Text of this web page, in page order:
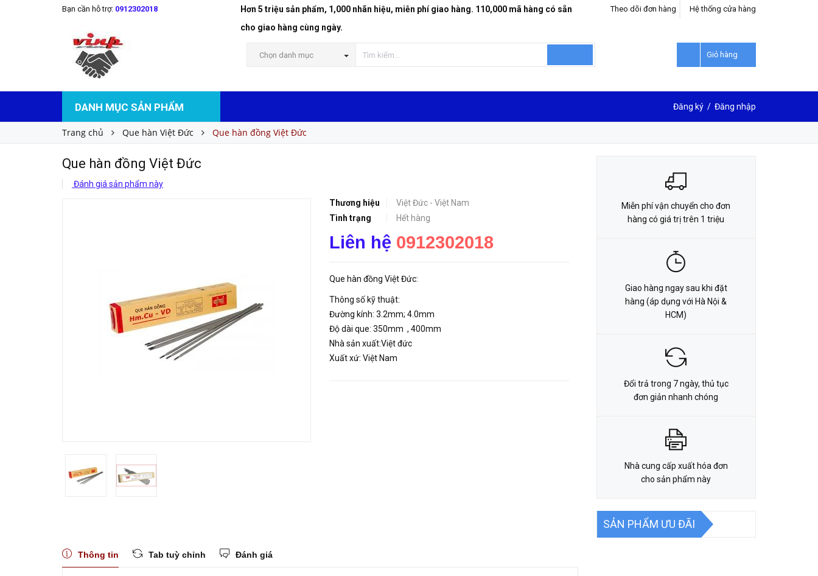
Bạn cần hỗ trợ: 0912302018
Hơn 5 triệu sản phẩm, 1,000 nhãn hiệu, miễn phí giao hàng. 110,000 mã hàng có sẵn
cho giao hàng cùng ngày.
Hệ thống cửa hàng
Theo dõi đơn hàng
Chọn danh mục Giỏ hàng
DANH MỤC SẢN PHẨM Đăng ký / Đăng nhập
Trang chủ Que hàn Việt Đức Que hàn đồng Việt Đức
Que hàn đồng Việt Đức
Đánh giá sản phẩm này
Thương hiệu
Việt Đức - Việt Nam
Tình trạng
Hết hàng
Liên hệ 0912302018
Que hàn đồng Việt Đức:
Thông số kỹ thuật:
Đường kính: 3.2mm; 4.0mm
Độ dài que: 350mm , 400mm
Nhà sản xuất:Việt đức
Xuất xứ: Việt Nam
Que hàn đồng Việt Đức LIÊN HỆ ĐẶT HÀNG
Thông tin Tab tuỳ chỉnh Đánh giá
Miễn phí vận chuyển cho đơn
hàng có giá trị trên 1 triệu
Giao hàng ngay sau khi đặt
hàng (áp dụng với Hà Nội &
HCM)
Đổi trả trong 7 ngày, thủ tục
đơn giản nhanh chóng
Nhà cung cấp xuất hóa đơn
cho sản phẩm này
SẢN PHẨM ƯU ĐÃI